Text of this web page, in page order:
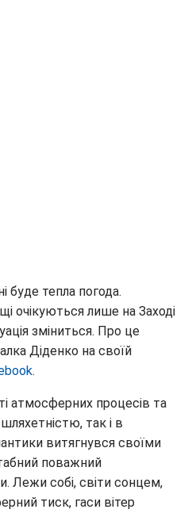
буде тепла погода.
очікуються лише на Заході
зміниться. Про це
Діденко на своїй
.
атмосферних процесів та
так і в
витягнувся своїми
поважний
Лежи собі, світи сонцем,
тиск, гаси вітер